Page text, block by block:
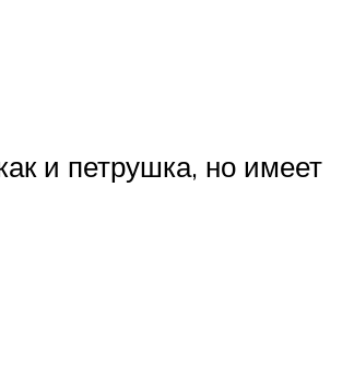
и петрушка, но имеет